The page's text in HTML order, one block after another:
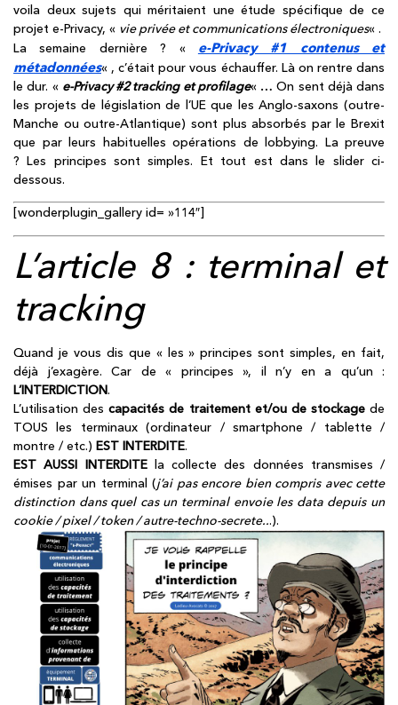
voila deux sujets qui méritaient une étude spécifique de ce
projet e-Privacy, « vie privée et communications électroniques« .
La semaine dernière ? « e-Privacy #1 contenus et
métadonnées« , c’était pour vous échauffer. Là on rentre dans
le dur. « e-Privacy #2trackinget profilage« … On sent déjà dans
les projets de législation de l’UE que les Anglo-saxons (outre-
Manche ou outre-Atlantique) sont plus absorbés par le Brexit
que par leurs habituelles opérations de lobbying. La preuve
? Les principes sont simples. Et tout est dans le slider ci-
dessous.
[wonderplugin_gallery id= »114″]
L’article 8 : terminal et
tracking
Quand je vous dis que « les » principes sont simples, en fait,
déjà j’exagère. Car de « principes », il n’y en a qu’un :
L’INTERDICTION.
L’utilisation descapacités de traitement et/ou de stockagede
TOUS les terminaux (ordinateur / smartphone / tablette /
montre / etc.) EST INTERDITE.
EST AUSSI INTERDITEla collecte des données transmises /
émises par un terminal (j’ai pas encore bien compris avec cette
distinction dans quel cas un terminal envoie les data depuis un
cookie / pixel / token / autre-techno-secrete...).